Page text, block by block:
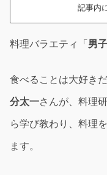
記事内
料理バラエティ「 男
食べることは大好き
分太一さんが、料理
ら学び教わり、料理
ます。